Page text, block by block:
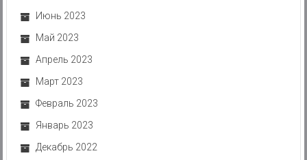
Июнь 2023
Май 2023
Апрель 2023
Март 2023
Февраль 2023
Январь 2023
Декабрь 2022